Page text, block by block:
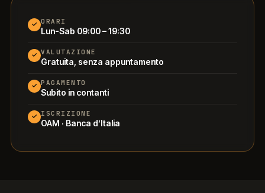
✓ ORARI
Lun-Sab 09:00 – 19:30
✓ VALUTAZIONE
Gratuita, senza appuntamento
✓ PAGAMENTO
Subito in contanti
✓ ISCRIZIONE
OAM · Banca d’Italia